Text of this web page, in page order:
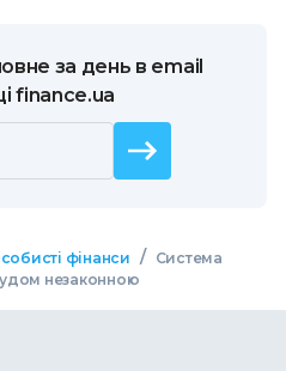
за день в email
finance.ua
фінанси /
Система
незаконною